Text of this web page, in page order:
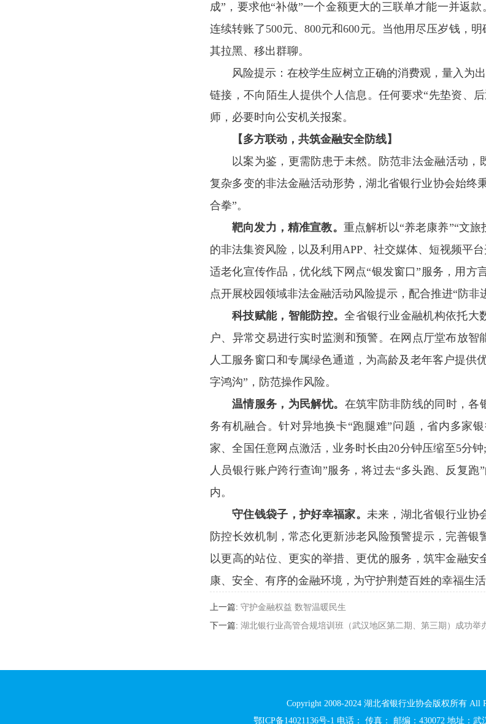
成”，要求他“补做”一个金额更大的三联单才能一并返
连续转账了500元、800元和600元。当他用尽压岁钱，
其拉黑、移出群聊。
风险提示：在校学生应树立正确的消费观，量入为
链接，不向陌生人提供个人信息。任何要求“先垫资、
师，必要时向公安机关报案。
【多方联动，共筑金融安全防线】
以案为鉴，更需防患于未然。防范非法金融活动
复杂多变的非法金融活动形势，湖北省银行业协会始终
合拳”。
靶向发力，精准宣教。 重点解析以“养老康养”“文旅
的非法集资风险，以及利用APP、社交媒体、短视频平
适老化宣传作品，优化线下网点“银发窗口”服务，用
点开展校园领域非法金融活动风险提示，配合推进“防非
科技赋能，智能防控。全省银行业金融机构依托大
户、异常交易进行实时监测和预警。在网点厅堂布放
人工服务窗口和专属绿色通道，为高龄及老年客户提供
字鸿沟”，防范操作风险。
温情服务， 为民解忧。 在筑牢防非防线的同时，各
务有机融合。针对异地换卡“跑腿难”问题，省内多家
家、全国任意网点激活，业务时长由20分钟压缩至5分
人员银行账户跨行查询”服务，将过去“多头跑、反复
内。
守住钱袋子，护好幸福家。 未来，湖北省银行业协
防控长效机制，常态化更新涉老风险预警提示，完善
以更高的站位、更实的举措、更优的服务，筑牢金融
康、安全、有序的金融环境，为守护荆楚百姓的幸福生
上一篇: 守护金融权益 数智温暖民生
下一篇: 湖北银行业高管合规培训班（武汉地区第二期、第三期）成功举
Copyright 2008-2024 湖北省银行业协会版权所有 All
鄂ICP备14021136号-1 电话： 传真： 邮编：430072 地址：武